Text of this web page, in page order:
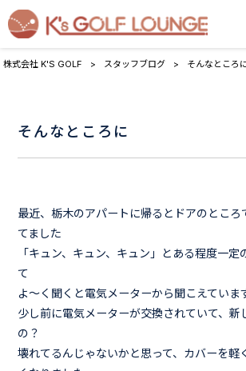
株式会社 K'S GOLF > スタッフブログ > そんなところ
そんなところに
最近、栃木のアパートに帰るとドアのところ
てました
「キュン、キュン、キュン」とある程度一定
て
よ～く聞くと電気メーターから聞こえていま
少し前に電気メーターが交換されていて、新
の？
壊れてるんじゃないかと思って、カバーを軽